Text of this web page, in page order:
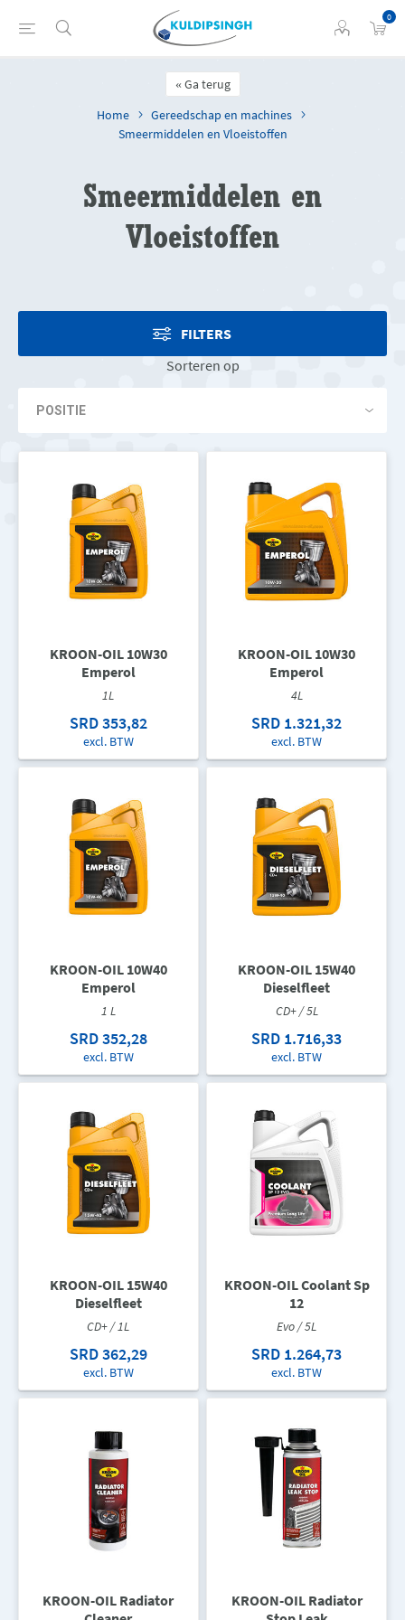
0
Ga terug
Home
Gereedschap en machines
Smeermiddelen en Vloeistoffen
Smeermiddelen en
Vloeistoffen
FILTERS
Sorteren op
KROON-OIL 10W30
Emperol
1L
SRD 353,82
excl. BTW
KROON-OIL 10W30
Emperol
4L
SRD 1.321,32
excl. BTW
KROON-OIL 10W40
Emperol
1 L
SRD 352,28
excl. BTW
KROON-OIL 15W40
Dieselfleet
CD+ / 5L
SRD 1.716,33
excl. BTW
KROON-OIL 15W40
Dieselfleet
CD+ / 1L
SRD 362,29
excl. BTW
KROON-OIL Coolant Sp
12
Evo / 5L
SRD 1.264,73
excl. BTW
KROON-OIL Radiator
KROON-OIL Radiator